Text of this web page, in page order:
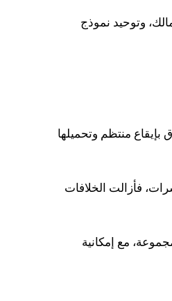
وتوحيد نموذج
منتظم وتحميلها
فأزالت الخلافات
مع إمكانية